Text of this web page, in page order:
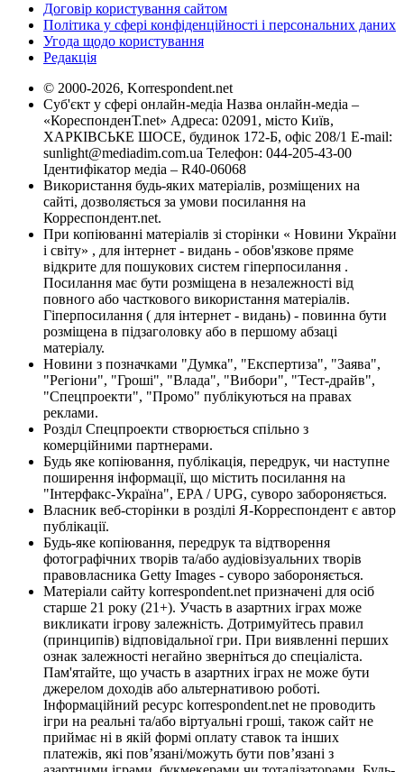
Договір користування сайтом
Політика у сфері конфіденційності і персональних даних
Угода щодо користування
Редакція
© 2000-2026, Korrespondent.net
Суб'єкт у сфері онлайн-медіа Назва онлайн-медіа –
«КореспонденТ.net» Адреса: 02091, місто Київ,
ХАРКІВСЬКЕ ШОСЕ, будинок 172-Б, офіс 208/1 E-mail:
sunlight@mediadim.com.ua Телефон: 044-205-43-00
Ідентифікатор медіа – R40-06068
Використання будь-яких матеріалів, розміщених на
сайті, дозволяється за умови посилання на
Корреспондент.net.
При копіюванні матеріалів зі сторінки « Новини України
і світу» , для інтернет - видань - обов'язкове пряме
відкрите для пошукових систем гіперпосилання .
Посилання має бути розміщена в незалежності від
повного або часткового використання матеріалів.
Гіперпосилання ( для інтернет - видань) - повинна бути
розміщена в підзаголовку або в першому абзаці
матеріалу.
Новини з позначками "Думка", "Експертиза", "Заява",
"Регіони", "Гроші", "Влада", "Вибори", "Тест-драйв",
"Спецпроекти", "Промо" публікуються на правах
реклами.
Розділ Спецпроекти створюється спільно з
комерційними партнерами.
Будь яке копіювання, публікація, передрук, чи наступне
поширення інформації, що містить посилання на
"Інтерфакс-Україна", EPA / UPG, суворо забороняється.
Власник веб-сторінки в розділі Я-Корреспондент є автор
публікації.
Будь-яке копіювання, передрук та відтворення
фотографічних творів та/або аудіовізуальних творів
правовласника Getty Images - суворо забороняється.
Матеріали сайту korrespondent.net призначені для осіб
старше 21 року (21+). Участь в азартних іграх може
викликати ігрову залежність. Дотримуйтесь правил
(принципів) відповідальної гри. При виявленні перших
ознак залежності негайно зверніться до спеціаліста.
Пам'ятайте, що участь в азартних іграх не може бути
джерелом доходів або альтернативою роботі.
Інформаційний ресурс korrespondent.net не проводить
ігри на реальні та/або віртуальні гроші, також сайт не
приймає ні в якій формі оплату ставок та інших
платежів, які пов’язані/можуть бути пов’язані з